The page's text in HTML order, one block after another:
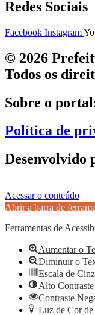
Redes Sociais
Facebook Instagram
© 2026
Todos os
Sobre o
Política de
Desenvolvido
Acessar o conteúdo
Abrir a barra de
Ferramentas de
Aumentar o
Diminuir o
Escala de
Alto Contraste
Contraste
Luz de Cor